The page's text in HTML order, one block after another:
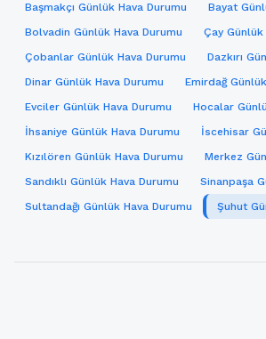
Başmakçı Günlük Hava Durumu
Bayat
Bolvadin Günlük Hava Durumu
Çay Günlük
Çobanlar Günlük Hava Durumu
Dazkırı
Dinar Günlük Hava Durumu
Emirdağ
Evciler Günlük Hava Durumu
Hocalar
İhsaniye Günlük Hava Durumu
İscehisar
Kızılören Günlük Hava Durumu
Merkez
Sandıklı Günlük Hava Durumu
Sinanpaşa
Sultandağı Günlük Hava Durumu
Şuhut